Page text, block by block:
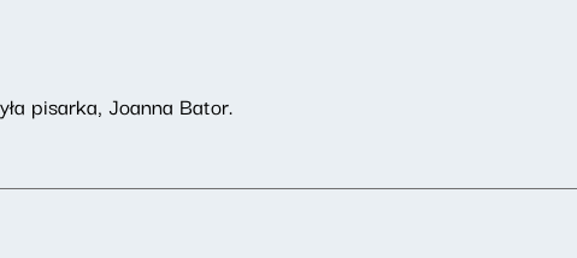
pisarka, Joanna Bator.